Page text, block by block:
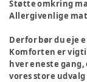
Støtte omkring
Allergivenlige
Derfor bør du eje
Komforten er
hver eneste gang,
vores store